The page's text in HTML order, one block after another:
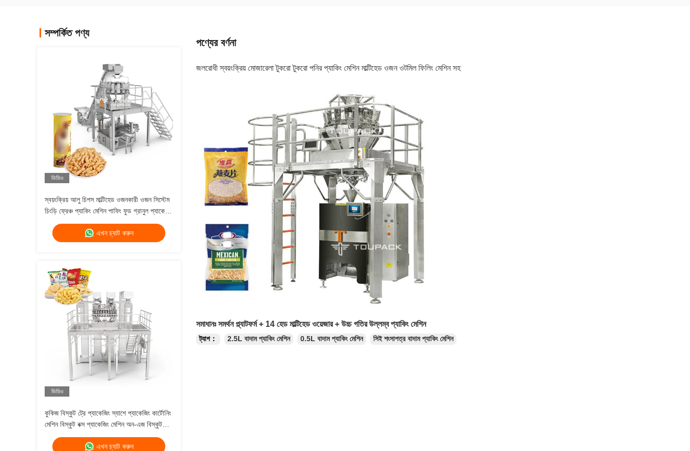
সম্পর্কিত পণ্য
ভিডিও
স্বয়ংক্রিয় আলু চিপস মাল্টিহেড ওজনকারী ওজন সিস্টেম
চিংড়ি ফ্রেঞ্চ প্যাকিং মেশিন পাফিং ফুড গ্রানুল প্যাকেজিং
এখন চ্যাট করুন
ভিডিও
কুকিজ বিস্কুট ট্রে প্যাকেজিং স্যাশে প্যাকেজিং কার্টোনিং
মেশিন বিস্কুট বক্স প্যাকেজিং মেশিন অন-এজ বিস্কুট
প্যাকেজ মেশিন
এখন চ্যাট করুন
পণ্যের বর্ণনা
জলরোধী স্বয়ংক্রিয় মোজারেলা টুকরো টুকরো পনির প্যাকিং মেশিন মাল্টিহেড ওজন ওটমিল ফিলিং মেশিন সহ
সমাধানঃ সমর্থন প্ল্যাটফর্ম + 14 হেড মাল্টিহেড ওয়েজার + উচ্চ গতির উল্লম্ব প্যাকিং মেশিন
ট্যাগ： 2.5L বাদাম প্যাকিং মেশিন 0.5L বাদাম প্যাকিং মেশিন সিই শংসাপত্র বাদাম প্যাকিং মেশিন